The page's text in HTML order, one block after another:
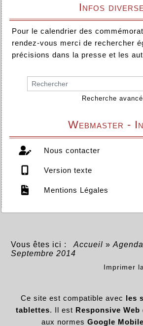
Infos
Pour le calendrier des
rendez-vous merci de rechercher
précisions dans la presse et les
Recherche
Webmaster -
Nous contacter
Version texte
Mentions Légales
Vous êtes ici : Accueil »
Septembre 2014
Imprimer
Ce site est compatible avec les
tablettes. Il est Responsive Web
aux normes Google